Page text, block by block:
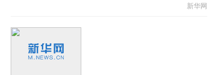
新华网